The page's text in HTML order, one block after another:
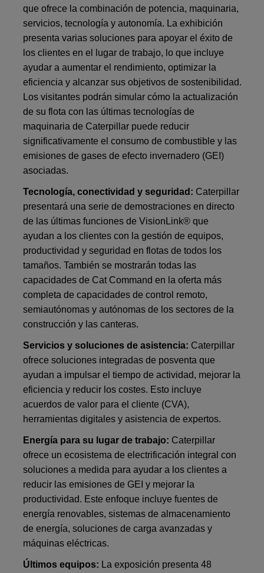
que ofrece la combinación de potencia, maquinaria,
servicios, tecnología y autonomía. La exhibición
presenta varias soluciones para apoyar el éxito de
los clientes en el lugar de trabajo, lo que incluye
ayudar a aumentar el rendimiento, optimizar la
eficiencia y alcanzar sus objetivos de sostenibilidad.
Los visitantes podrán simular cómo la actualización
de su flota con las últimas tecnologías de
maquinaria de Caterpillar puede reducir
significativamente el consumo de combustible y las
emisiones de gases de efecto invernadero (GEI)
asociadas.
Tecnología, conectividad y seguridad: Caterpillar
presentará una serie de demostraciones en directo
de las últimas funciones de VisionLink® que
ayudan a los clientes con la gestión de equipos,
productividad y seguridad en flotas de todos los
tamaños. También se mostrarán todas las
capacidades de Cat Command en la oferta más
completa de capacidades de control remoto,
semiautónomas y autónomas de los sectores de la
construcción y las canteras.
Servicios y soluciones de asistencia: Caterpillar
ofrece soluciones integradas de posventa que
ayudan a impulsar el tiempo de actividad, mejorar la
eficiencia y reducir los costes. Esto incluye
acuerdos de valor para el cliente (CVA),
herramientas digitales y asistencia de expertos.
Energía para su lugar de trabajo: Caterpillar
ofrece un ecosistema de electrificación integral con
soluciones a medida para ayudar a los clientes a
reducir las emisiones de GEI y mejorar la
productividad. Este enfoque incluye fuentes de
energía renovables, sistemas de almacenamiento
de energía, soluciones de carga avanzadas y
máquinas eléctricas.
Últimos equipos: La exposición presenta 48